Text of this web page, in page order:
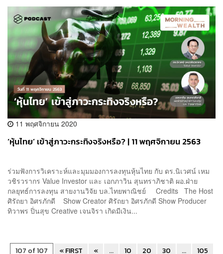
11 พฤศจิกายน 2020
‘หุ้นไทย’ เข้าสู่ภาวะกระทิงจริงหรือ? | 11 พฤศจิกายน 2563
ร่วมฟังการวิเคราะห์และมุมมองการลงทุนหุ้นไทย กับ ดร.นิเวศน์ เหม
วชิรวรากร Value Investor และ เอกภาวิน สุนทราภิชาติ ผอ.ฝ่าย
กลยุทธ์การลงทุน สายงานวิจัย บล.ไทยพาณิชย์ Credits The Host
ศิรัถยา อิศรภักดี Show Creator ศิรัถยา อิศรภักดี Show Producer
ทิวาพร ปิ่นสุข Creative เจนจิรา เกิดมีเงิน...
107 of 107 « FIRST « ... 10 20 30 ...
105